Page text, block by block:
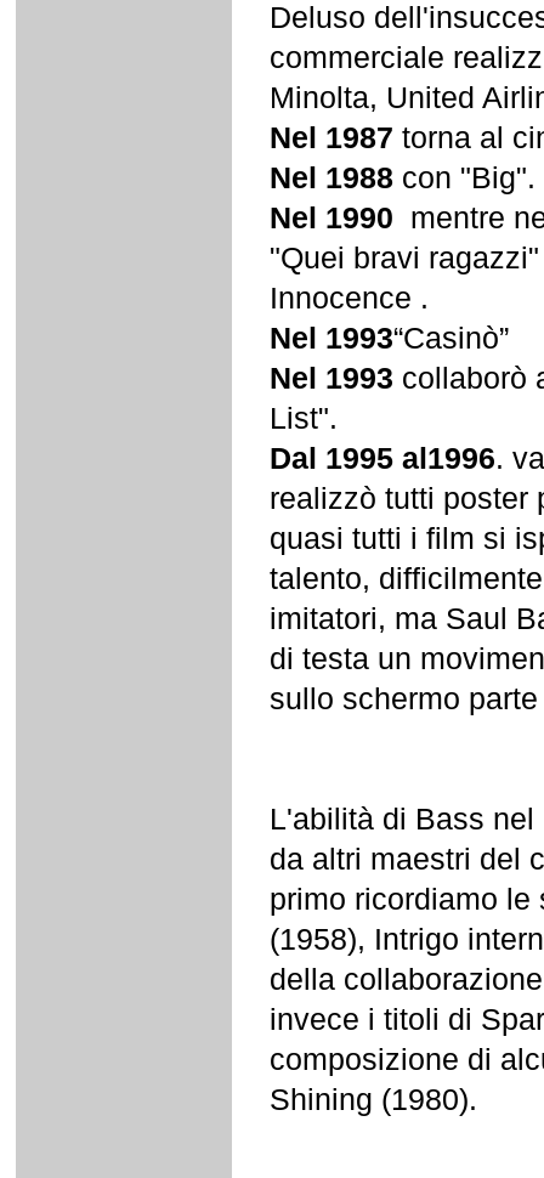
Deluso
commerciale
Minolta, United
Nel 1987 torna al
Nel 1988 con "Big".
Nel 1990 mentre
"Quei bravi
Innocence .
Nel 1993“Casinò”
Nel 1993 collaborò
List".
Dal 1995 al1996.
realizzò tutti poster
quasi tutti i film si
talento,
imitatori, ma Saul
di testa un
sullo schermo
L'abilità di Bass
da altri maestri del
primo ricordiamo
(1958), Intrigo
della
invece i titoli di
composizione di
Shining (1980).